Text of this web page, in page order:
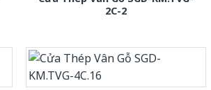
2C-2